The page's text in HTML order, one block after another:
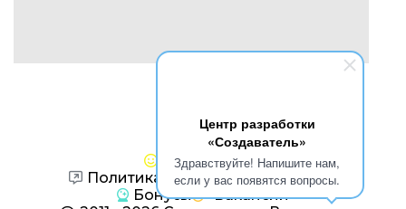
Центр разработки
«Создаватель»
Здравствуйте! Напишите нам,
если у вас появятся вопросы.
Контакты
Создаватель
Политика конфиденциальности
Бонусы
Вакансии